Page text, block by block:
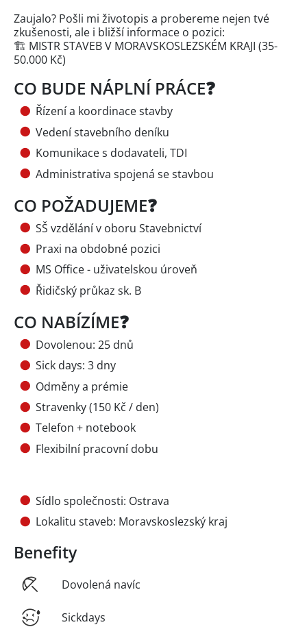
Zaujalo? Pošli mi životopis a probereme nejen tvé
zkušenosti, ale i bližší informace o pozici:
🏗️ MISTR STAVEB V MORAVSKOSLEZSKÉM KRAJI (35-
50.000 Kč)
CO BUDE NÁPLNÍ PRÁCE❓
Řízení a koordinace stavby
Vedení stavebního deníku
Komunikace s dodavateli, TDI
Administrativa spojená se stavbou
CO POŽADUJEME❓
SŠ vzdělání v oboru Stavebnictví
Praxi na obdobné pozici
MS Office - uživatelskou úroveň
Řidičský průkaz sk. B
CO NABÍZÍME❓
Dovolenou: 25 dnů
Sick days: 3 dny
Odměny a prémie
Stravenky (150 Kč / den)
Telefon + notebook
Flexibilní pracovní dobu
Sídlo společnosti: Ostrava
Lokalitu staveb: Moravskoslezský kraj
Benefity
Dovolená navíc
Sickdays